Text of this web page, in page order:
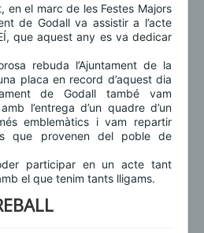
en el marc de les Festes Majors
de Godall va assistir a l’acte
que aquest any es va dedicar
rebuda l’Ajuntament de la
placa en record d’aquest dia
de Godall també vam
l’entrega d’un quadre d’un
emblemàtics i vam repartir
que provenen del poble de
participar en un acte tant
el que tenim tants lligams.